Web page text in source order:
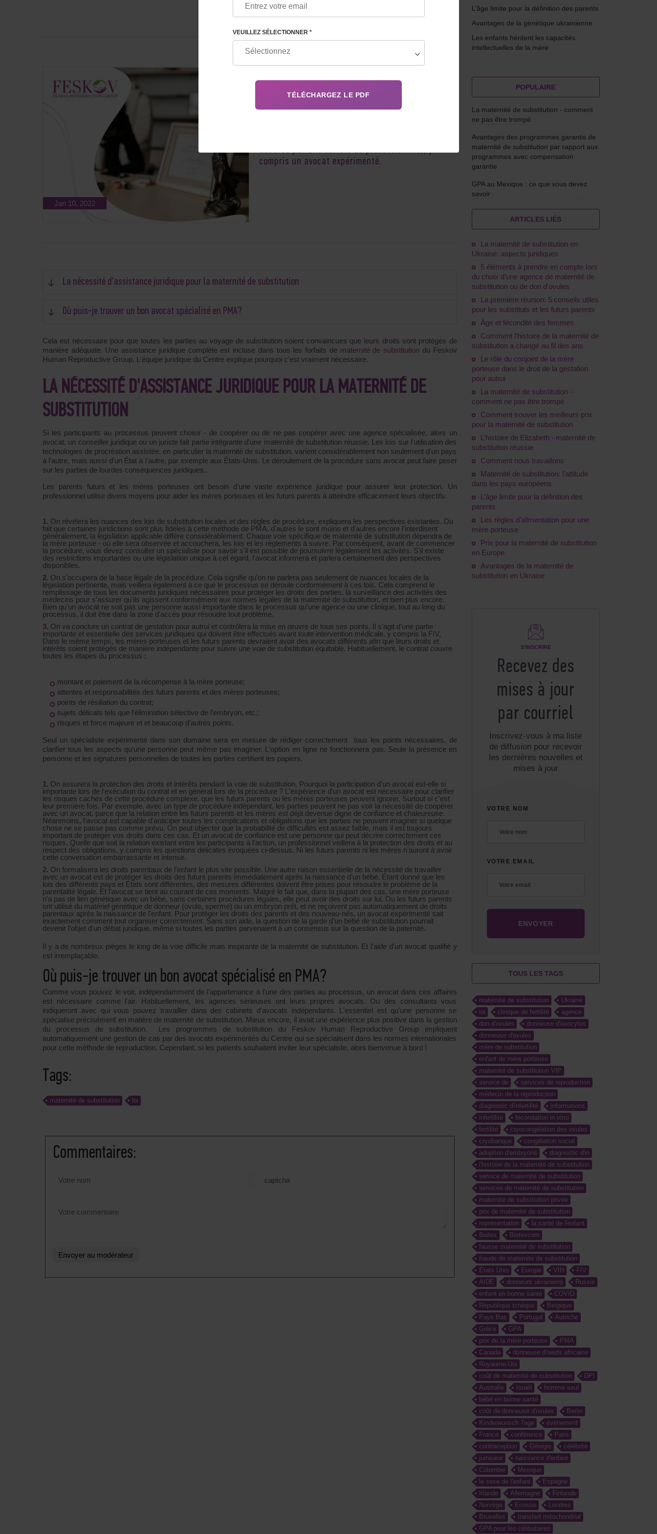
Jan 10, 2022
assurée par une variété de professionnels, y
compris un avocat expérimenté.
La nécessité d'assistance juridique pour la maternité de substitution
Où puis-je trouver un bon avocat spécialisé en PMA?
Cela est nécessaire pour que toutes les parties au voyage de substitution soient convaincues que leurs droits sont protégés de
manière adéquate. Une assistance juridique complète est incluse dans tous les forfaits de maternité de substitution du Feskov
Human Reproductive Group. L'équipe juridique du Centre explique pourquoi c'est vraiment nécessaire.
LA NÉCESSITÉ D'ASSISTANCE JURIDIQUE POUR LA MATERNITÉ DE
SUBSTITUTION
Si les participants au processus peuvent choisir - de coopérer ou de ne pas coopérer avec une agence spécialisée, alors un
avocat, un conseiller juridique ou un juriste fait partie intégrante d'une maternité de substitution réussie. Les lois sur l'utilisation des
technologies de procréation assistée, en particulier la maternité de substitution, varient considérablement non seulement d'un pays
à l'autre, mais aussi d'un État à l'autre, par exemple aux États-Unis. Le déroulement de la procédure sans avocat peut faire peser
sur les parties de lourdes conséquences juridiques..
Les parents futurs et les mères porteuses ont besoin d’une vaste expérience juridique pour assurer leur protection. Un
professionnel utilise divers moyens pour aider les mères porteuses et les futurs parents à atteindre efficacement leurs objectifs:
On révélera les nuances des lois de substitution locales et des règles de procédure, expliquera les perspectives existantes. Du
fait que certaines juridictions sont plus fidèles à cette méthode de PMA, d'autres le sont moins et d'autres encore l'interdisent
généralement, la législation applicable diffère considérablement. Chaque voie spécifique de maternité de substitution dépendra de
la mère porteuse - où elle sera observée et accouchera, les lois et les règlements à suivre. Par conséquent, avant de commencer
la procédure, vous devez consulter un spécialiste pour savoir s'il est possible de poursuivre légalement les activités. S'il existe
des restrictions importantes ou une législation unique à cet égard, l'avocat informera et parlera certainement des perspectives
disponibles.
On s'occupera de la base légale de la procédure. Cela signifie qu'on ne parlera pas seulement de nuances locales de la
législation pertinente, mais veillera également à ce que le processus se déroule conformément à ces lois. Cela comprend le
remplissage de tous les documents juridiques nécessaires pour protéger les droits des parties, la surveillance des activités des
médecins pour s'assurer qu'ils agissent conformément aux normes légales de la maternité de substitution, et bien plus encore.
Bien qu'un avocat ne soit pas une personne aussi importante dans le processus qu'une agence ou une clinique, tout au long du
processus, il doit être dans la zone d'accès pour résoudre tout problème.
On va conclure un contrat de gestation pour autrui et contrôlera la mise en œuvre de tous ses points. Il s'agit d'une partie
importante et essentielle des services juridiques qui doivent être effectués avant toute intervention médicale, y compris la FIV.
Dans le même temps, les mères porteuses et les futurs parents devraient avoir des avocats différents afin que leurs droits et
intérêts soient protégés de manière indépendante pour suivre une voie de substitution équitable. Habituellement, le contrat couvre
toutes les étapes du processus :
montant et paiement de lа récompense à la mère porteuse;
attentes et responsabilités des futurs parents et des mères porteuses;
points de résiliation du contrat;
sujets délicats tels que l'élimination sélective de l'embryon, etc.;
risques et force majeure et et beaucoup d'autres points.
Seul un spécialiste expérimenté dans son domaine sera en mesure de rédiger correctement tous les points nécessaires, de
clarifier tous les aspects qu'une personne peut même pas imaginer. L'option en ligne ne fonctionnera pas. Seule la présence en
personne et les signatures personnelles de toutes les parties certifient les papiers.
Оn assurera la protection des droits et intérêts pendant la voie de substitution. Pourquoi la participation d'un avocat est-elle si
importante lors de l'exécution du contrat et en général lors de la procédure ? L'expérience d'un avocat est nécessaire pour clarifier
les risques cachés de cette procédure complexe, que les futurs parents ou les mères porteuses peuvent ignorer. Surtout si c'est
leur première fois. Par exemple, avec un type de procédure indépendant, les parties peuvent ne pas voir la nécessité de coopérer
avec un avocat, parce que la relation entre les futurs parents et les mères est déjà devenue digne de confiance et chaleureuse.
Néanmoins, l'avocat est capable d'anticiper toutes les complications et obligations que les parties ne peuvent imaginer si quelque
chose ne se passe pas comme prévu. On peut objecter que la probabilité de difficultés est assez faible, mais il est toujours
important de protéger vos droits dans ces cas. Et un avocat de confiance est une personne qui peut décrire correctement ces
risques. Quelle que soit la relation existant entre les participants à l'action, un professionnel veillera à la protection des droits et au
respect des obligations, y compris les questions délicates évoquées ci-dessus. Ni les futurs parents ni les mères n’auront à avoir
cette conversation embarrassante et intense.
Оn formalisera les droits parentaux de l'enfant le plus vite possible. Une autre raison essentielle de la nécessité de travailler
avec un avocat est de protéger les droits des futurs parents immédiatement après la naissance d'un bébé. Étant donné que les
lois des différents pays et États sont différentes, des mesures différentes doivent être prises pour résoudre le problème de la
parentalité légale. Et l'avocat se tient au courant de ces moments. Malgré le fait que, dans la plupart des cas, une mère porteuse
n'a pas de lien génétique avec un bébé, sans certaines procédures légales, elle peut avoir des droits sur lui. Ou les futurs parents
ont utilisé du matériel génétique de donneur (ovule, sperme) ou un embryon prêt, et ne reçoivent pas automatiquement de droits
parentaux après la naissance de l'enfant. Pour protéger les droits des parents et des nouveau-nés, un avocat expérimenté sait
exactement comment tout organiser correctement. Sans son aide, la question de la garde d'un bébé de substitution pourrait
devenir l'objet d'un débat juridique, même si toutes les parties parvenaient à un consensus sur la question de la paternité.
Il y a de nombreux pièges le long de la voie difficile mais inspirante de la maternité de substitution. Et l'aide d'un avocat qualifié y
est irremplaçable.
Où puis-je trouver un bon avocat spécialisé en PMA?
Comme vous pouvez le voir, indépendamment de l'appartenance à l'une des parties au processus, un avocat dans ces affaires
est nécessaire comme l'air. Habituellement, les agences sérieuses ont leurs propres avocats. Ou des consultants vous
indiqueront avec qui vous pouvez travailler dans des cabinets d'avocats indépendants. L'essentiel est qu'une personne se
spécialise précisément en matière de maternité de substitution. Mieux encore, il avait une expérience plus positive dans la gestion
du processus de substitution. Les programmes de substitution du Feskov Human Reproductive Group impliquent
automatiquement une gestion de cas par des avocats expérimentés du Centre qui se spécialisent dans les normes internationales
pour cette méthode de reproduction. Cependant, si les patients souhaitent inviter leur spécialiste, alors bienvenue à bord !
Tags:
maternité de substitution loi
Сommentaires:
captcha
L’âge limite pour la définition des parents
Avantages de la génétique ukrainienne
Les enfants héritent les capacités
intellectuelles de la mère
POPULAIRE
La maternité de substitution - comment
ne pas être trompé
Avantages des programmes garantis de
maternité de substitution par rapport aux
programmes avec compensation
garantie
GPA au Mexique : ce que vous devez
savoir
ARTICLES LIÉS
La maternité de substitution en
Ukraine: aspects juridiques
5 éléments à prendre en compte lors
du choix d'une agence de maternité de
substitution ou de don d'ovules
La première réunion: 5 conseils utiles
pour les substituts et les futurs parents
Âge et fécondité des femmes
Comment l'histoire de la maternité de
substitution a changé au fil des ans
Le rôle du conjoint de la mère
porteuse dans le droit de la gestation
pour autrui
La maternité de substitution -
comment ne pas être trompé
Comment trouver les meilleurs prix
pour la maternité de substitution
L’histoire de Elizabeth - maternité de
substitution réussie
Comment nous travaillons
Maternité de substitution: l'attitude
dans les pays européens
L’âge limite pour la définition des
parents
Les règles d’alimentation pour une
mère porteuse
Prix pour la maternité de substitution
en Europe
Avantages de la maternité de
substitution en Ukraine
S’INSCRIRE
Recevez des
mises à jour
par courriel
Inscrivez-vous à ma liste
de diffusion pour recevoir
les dernières nouvelles et
mises à jour
VOTRE NOM
VOTRE EMAIL
TOUS LES TAGS
maternité de substitution
Ukraine
loi
clinique de fertilité
agence
don d'ovules
donneuse d'ovocytes
donneuse d'ovules
mère de substitution
enfant de mère porteuse
maternité de substitution VIP
service de
services de reproduction
médecin de la reproduction
diagnostic d'infertilité
informations
infertilité
fécondation in vitro
fertilité
cryocongélation des ovules
cryobanque
congélation social
adoption d'embryons
diagnostic d'in
l'histoire de la maternité de substitution
service de maternité de substitution
services de maternité de substitution
maternité de substitution privée
prix de maternité de substitution
représentation
la santé de l'enfant
Biotex
Biotexcom
fausse maternité de substitution
fraude de maternité de substitution
États Unis
Europe VIH
FIV
AIDE
donneurs ukrainiens
Russie
enfant en bonne santé
COVID
République tchèque
Belgique
Pays Bas
Portugal
Autriche
Grèce
GPA
prix de la mère porteuse
PMA
Canada
donneuse d'oeufs africaine
Royaume-Uni
coût de maternité de substitution
DPI
Australie
Israël
homme seul
bébé en bonne santé
coût de donneuse d'ovules
Berlin
Kinderwunsch Tage
événement
France
conférence
Paris
contraception
Géorgie
célébrité
jumeaux
naissance d'enfant
Colombie
Mexique
le sexe de l'enfant
Espagne
Irlande
Allemagne
Finlande
Norvège
Ecosse
Londres
Bruxelles
transfert mitochondrial
GPA pour les célibataires
VEUILLEZ SÉLECTIONNER *